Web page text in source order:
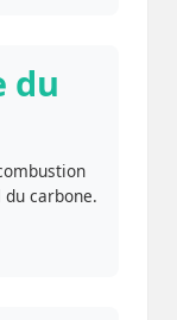
du
carbone.